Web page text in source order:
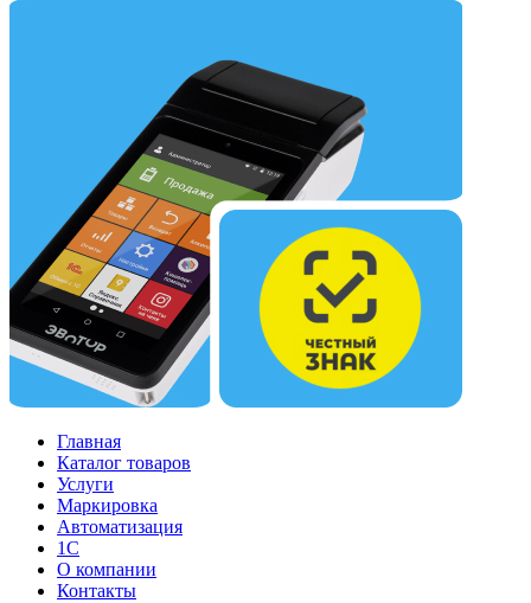
Главная
Каталог товаров
Услуги
Маркировка
Автоматизация
1С
О компании
Контакты